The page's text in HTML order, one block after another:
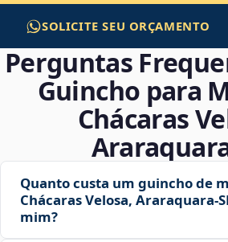
SOLICITE SEU ORÇAMENTO
Perguntas
Guincho para
Chácaras
Quanto custa um guincho de
Chácaras Velosa,
mim?